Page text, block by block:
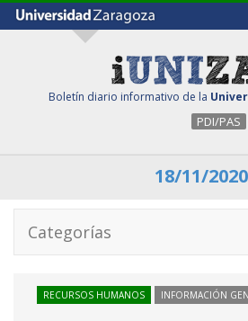
Boletín diario informativo de la
PDI/PAS
18/11/2020
Categorías
RECURSOS HUMANOS INFORMACIÓN